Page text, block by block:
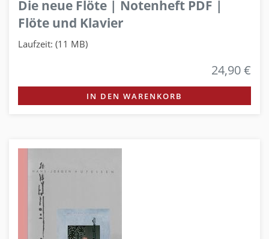
Die neue Flöte | Notenheft PDF |
Flöte und Klavier
Laufzeit: (11 MB)
24,90 €
IN DEN WARENKORB